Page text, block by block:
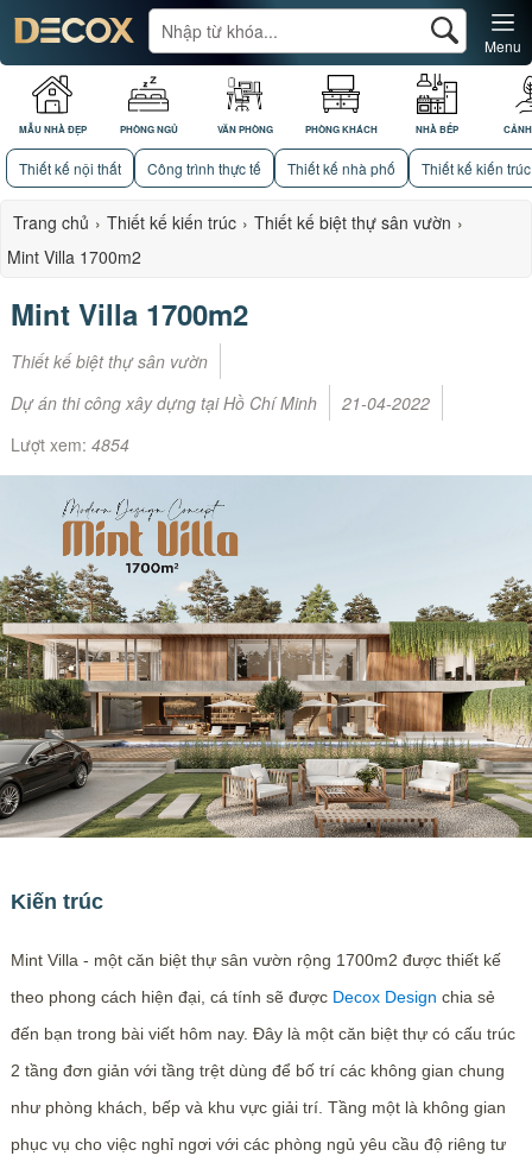
MẪU NHÀ ĐẸP PHÒNG NGỦ VĂN PHÒNG PHÒNG KHÁCH NHÀ BẾP
Menu
Thiết kế nội thất Công trình thực tế Thiết kế nhà phố Thiết kế kiến trúc
Trang chủ › Thiết kế kiến trúc › Thiết kế biệt thự sân vườn ›
Mint Villa 1700m2
Mint Villa 1700m2
Thiết kế biệt thự sân vườn
Dự án thi công xây dựng tại Hồ Chí Minh
21-04-2022
Lượt xem: 4854
Kiến trúc
Mint Villa - một căn biệt thự sân vườn rộng 1700m2 được thiết kế
theo phong cách hiện đại, cá tính sẽ được Decox Design chia sẻ
đến bạn trong bài viết hôm nay. Đây là một căn biệt thự có cấu trúc
2 tầng đơn giản với tầng trệt dùng để bố trí các không gian chung
như phòng khách, bếp và khu vực giải trí. Tầng một là không gian
phục vụ cho việc nghỉ ngơi với các phòng ngủ yêu cầu độ riêng tư